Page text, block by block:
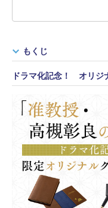
もくじ
ドラマ化記念！ オリジ